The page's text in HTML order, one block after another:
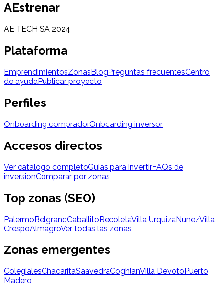
AEstrenar
AE TECH SA 2024
Plataforma
EmprendimientosZonasBlogPreguntas frecuentesCentro
de ayudaPublicar proyecto
Perfiles
Onboarding compradorOnboarding inversor
Accesos directos
Ver catalogo completoGuias para invertirFAQs de
inversionComparar por zonas
Top zonas (SEO)
PalermoBelgranoCaballitoRecoletaVilla UrquizaNunezVilla
CrespoAlmagroVer todas las zonas
Zonas emergentes
ColegialesChacaritaSaavedraCoghlanVilla Devoto Puerto
Madero